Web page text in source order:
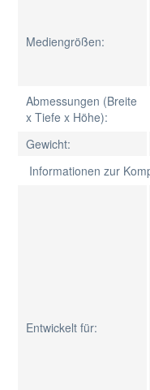
Mediengrößen:
Abmessungen (Breite
x Tiefe x Höhe):
Gewicht:
Informationen zur
Entwickelt für: